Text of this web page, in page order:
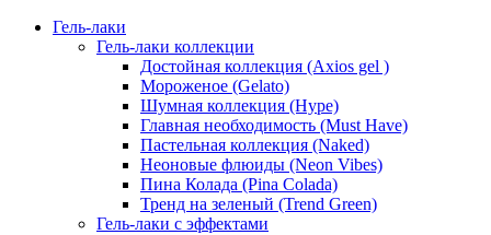
Гель-лаки
Гель-лаки коллекции
Достойная коллекция (Axios gel )
Мороженое (Gelato)
Шумная коллекция (Hype)
Главная необходимость (Must Have)
Пастельная коллекция (Naked)
Неоновые флюиды (Neon Vibes)
Пина Колада (Pina Colada)
Тренд на зеленый (Trend Green)
Гель-лаки с эффектами